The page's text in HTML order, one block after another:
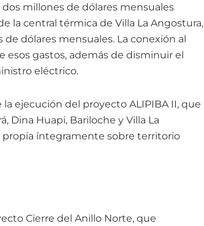
millones de dólares mensuales
la central térmica de Villa La Angostura,
dólares mensuales. La conexión al
gastos, además de disminuir el
eléctrico.
ejecución del proyecto ALIPIBA II, que
Dina Huapi, Bariloche y Villa La
íntegramente sobre territorio
Cierre del Anillo Norte, que